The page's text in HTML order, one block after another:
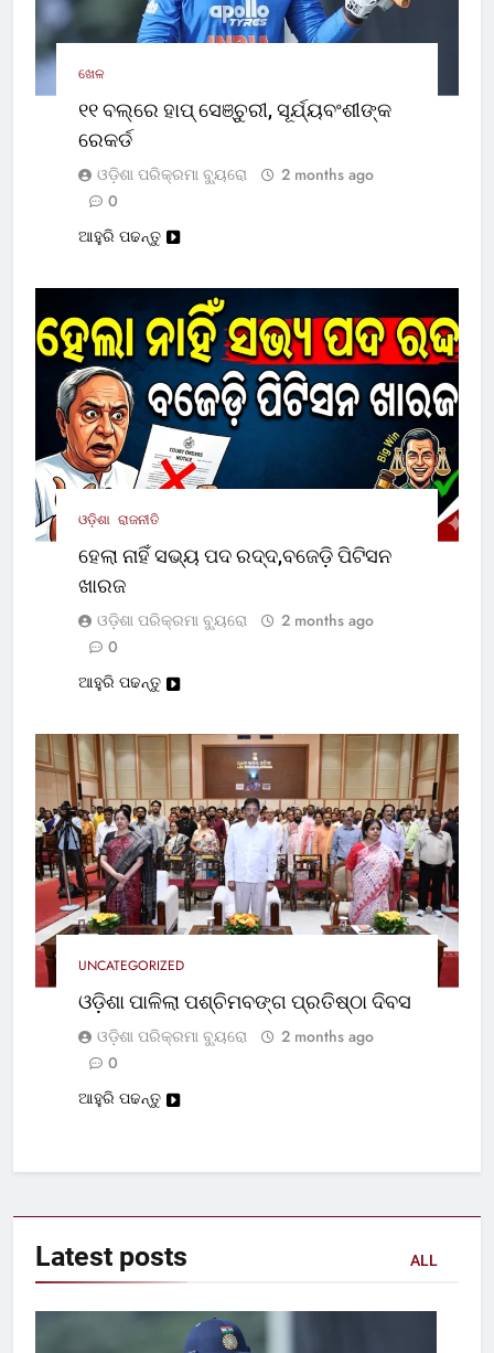
ଖେଳ
୧୧ ବଲ୍‌ରେ ହାପ୍ ସେଞ୍ଚୁରୀ, ସୂର୍ଯ୍ୟବଂଶୀଙ୍କ
ରେକର୍ଡ
ଓଡ଼ିଶା ପରିକ୍ରମା ବ୍ୟୁରୋ
2 months ago
0
ଆହୁରି ପଢନ୍ତୁ
ଓଡ଼ିଶା ରାଜନୀତି
ହେଲା ନାହିଁ ସଭ୍ୟ ପଦ ରଦ୍ଦ,ବଜେଡ଼ି ପିଟିସନ
ଖାରଜ
ଓଡ଼ିଶା ପରିକ୍ରମା ବ୍ୟୁରୋ
2 months ago
0
ଆହୁରି ପଢନ୍ତୁ
UNCATEGORIZED
ଓଡ଼ିଶା ପାଳିଲା ପଶ୍ଚିମବଙ୍ଗ ପ୍ରତିଷ୍ଠା ଦିବସ
ଓଡ଼ିଶା ପରିକ୍ରମା ବ୍ୟୁରୋ
2 months ago
0
ଆହୁରି ପଢନ୍ତୁ
Latest posts ALL